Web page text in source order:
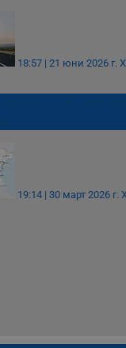
18:57 | 21 юни 2026 г.
19:14 | 30 март 2026 г.